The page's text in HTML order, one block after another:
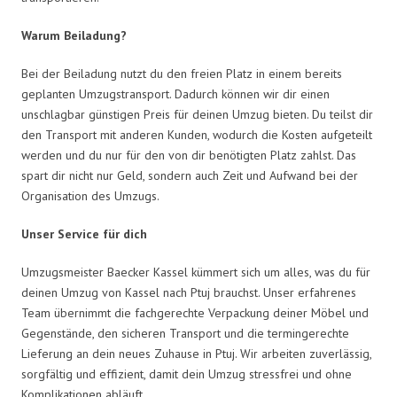
Warum Beiladung?
Bei der Beiladung nutzt du den freien Platz in einem bereits
geplanten Umzugstransport. Dadurch können wir dir einen
unschlagbar günstigen Preis für deinen Umzug bieten. Du teilst dir
den Transport mit anderen Kunden, wodurch die Kosten aufgeteilt
werden und du nur für den von dir benötigten Platz zahlst. Das
spart dir nicht nur Geld, sondern auch Zeit und Aufwand bei der
Organisation des Umzugs.
Unser Service für dich
Umzugsmeister Baecker Kassel kümmert sich um alles, was du für
deinen Umzug von Kassel nach Ptuj brauchst. Unser erfahrenes
Team übernimmt die fachgerechte Verpackung deiner Möbel und
Gegenstände, den sicheren Transport und die termingerechte
Lieferung an dein neues Zuhause in Ptuj. Wir arbeiten zuverlässig,
sorgfältig und effizient, damit dein Umzug stressfrei und ohne